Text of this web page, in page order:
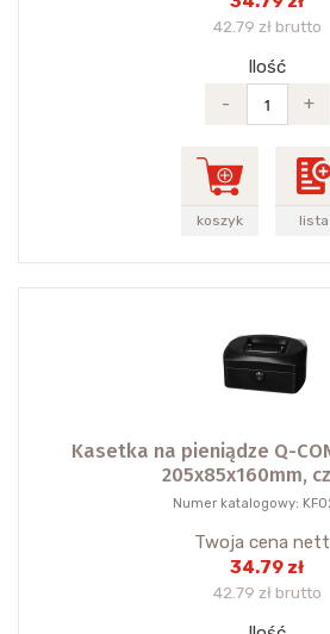
42.79 zł brutto
Ilość
-
+
koszyk lista
Kasetka na pieniądze Q-
205x85x160mm,
Numer katalogowy:
Twoja cena
34.79 zł
42.79 zł brutto